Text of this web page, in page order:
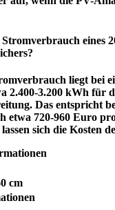
eines
liegt bei
2.400-3.200 kWh für
Das entspricht
etwa 720-960 Euro
sich die Kosten
cm